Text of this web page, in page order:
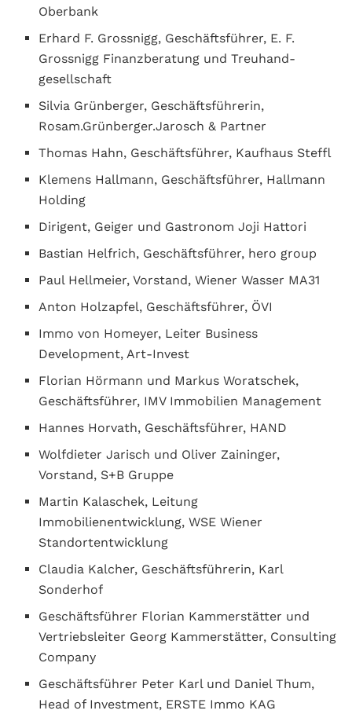
Oberbank
Erhard F. Grossnigg, Geschäftsführer, E. F.
Grossnigg Finanzberatung und Treuhand-
gesellschaft
Silvia Grünberger, Geschäftsführerin,
Rosam.Grünberger.Jarosch & Partner
Thomas Hahn, Geschäftsführer, Kaufhaus Steffl
Klemens Hallmann, Geschäftsführer, Hallmann
Holding
Dirigent, Geiger und Gastronom Joji Hattori
Bastian Helfrich, Geschäftsführer, hero group
Paul Hellmeier, Vorstand, Wiener Wasser MA31
Anton Holzapfel, Geschäftsführer, ÖVI
Immo von Homeyer, Leiter Business
Development, Art-Invest
Florian Hörmann und Markus Woratschek,
Geschäftsführer, IMV Immobilien Management
Hannes Horvath, Geschäftsführer, HAND
Wolfdieter Jarisch und Oliver Zaininger,
Vorstand, S+B Gruppe
Martin Kalaschek, Leitung
Immobilienentwicklung, WSE Wiener
Standortentwicklung
Claudia Kalcher, Geschäftsführerin, Karl
Sonderhof
Geschäftsführer Florian Kammerstätter und
Vertriebsleiter Georg Kammerstätter, Consulting
Company
Geschäftsführer Peter Karl und Daniel Thum,
Head of Investment, ERSTE Immo KAG